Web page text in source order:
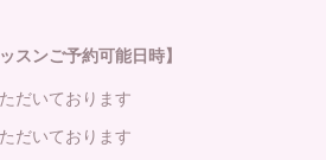
スンご予約可能日時】
だいております
だいております